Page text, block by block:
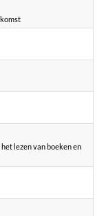
lezen van boeken en